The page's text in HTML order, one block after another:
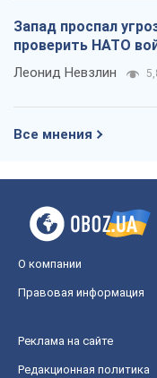
Запад проспал
проверить НАТО
Леонид Невзлин
Все мнения
О компании
Правовая информация
Реклама на сайте
Редакционная политика